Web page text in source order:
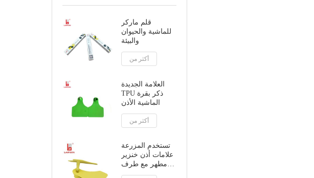
قلم ماركر
للماشية والحيوان
والبيئة
أكثر من
العلامة الجديدة
TPU ذكر بقرة
الماشية الأذن
أكثر من
تستخدم المزرعة
علامات أذن خنزير
مطهر مع طرف
بلاستيكي